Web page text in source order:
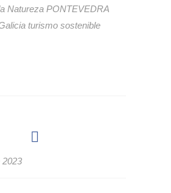
Natureza PONTEVEDRA
turismo sostenible
2023